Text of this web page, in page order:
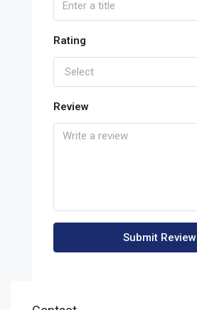
Rating
Select
Review
Submit Review